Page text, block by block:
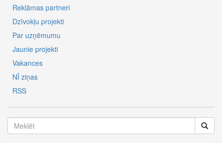
Reklāmas partneri
Dzīvokļu projekti
Par uzņēmumu
Jaunie projekti
Vakances
NĪ ziņas
RSS